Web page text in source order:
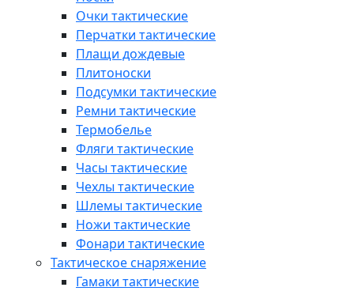
Очки тактические
Перчатки тактические
Плащи дождевые
Плитоноски
Подсумки тактические
Ремни тактические
Термобелье
Фляги тактические
Часы тактические
Чехлы тактические
Шлемы тактические
Ножи тактические
Фонари тактические
Тактическое снаряжение
Гамаки тактические